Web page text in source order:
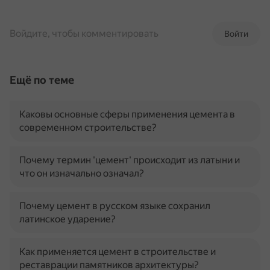
Войти
Войдите, чтобы комментировать
Ещё по теме
Каковы основные сферы применения цемента в
современном строительстве?
Почему термин 'цемент' происходит из латыни и
что он изначально означал?
Почему цемент в русском языке сохранил
латинское ударение?
Как применяется цемент в строительстве и
реставрации памятников архитектуры?